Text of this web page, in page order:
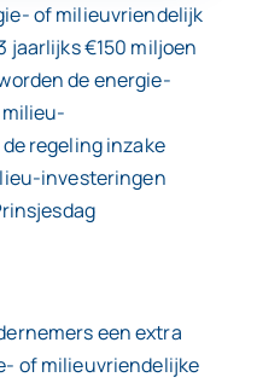
of milieuvriendelijk
jaarlijks €150 miljoen
de energie-
regeling inzake
investeringen
een extra
of milieuvriendelijke